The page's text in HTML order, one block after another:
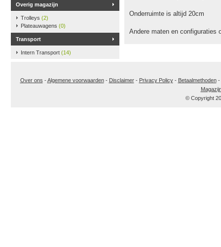
Overig magazijn
Trolleys (2)
Plateauwagens (0)
Transport
Intern Transport (14)
Onderruimte is altijd 20cm
Andere maten en configuraties
Over ons -Algemene voorwaarden- Disclaimer- Privacy Policy- Betaalmethoden-
© Copyright